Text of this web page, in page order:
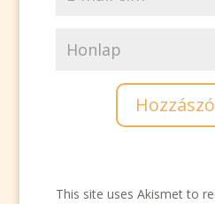
This site uses Akismet to